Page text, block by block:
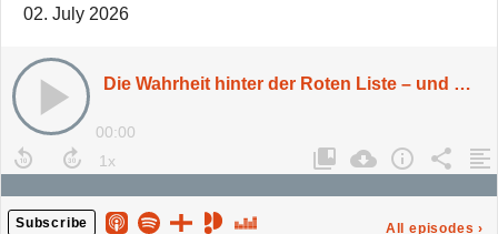
02. July 2026
Die Wahrheit hinter der Roten Liste – und warum gerade so viele Tierarten verschwinden
00:00
Subscribe All episodes ›